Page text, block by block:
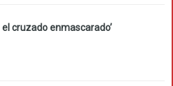
el cruzado enmascarado’